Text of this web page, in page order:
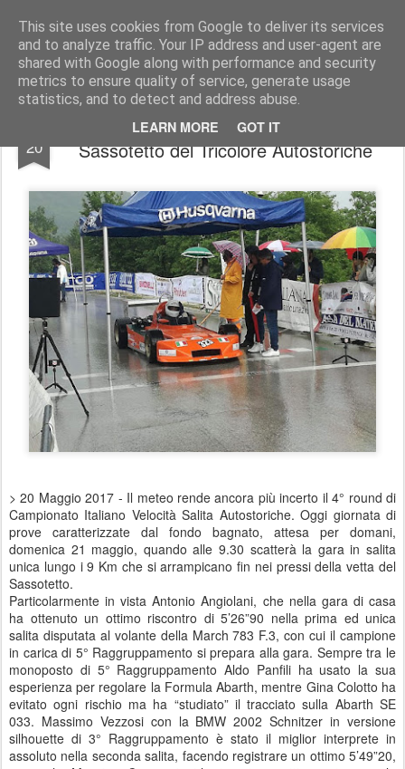
This site uses cookies from Google to deliver its services
and to analyze traffic. Your IP address and user-agent are
shared with Google along with performance and security
metrics to ensure quality of service, generate usage
statistics, and to detect and address abuse.
LEARN MORE GOT IT
AutoMotoCorse. Motorsport Random News 280912
20
Velocità Salita: Domani la Sarnano -
Sassotetto del Tricolore Autostoriche
> 20 Maggio 2017 - Il meteo rende ancora più incerto il 4° round di
Campionato Italiano Velocità Salita Autostoriche. Oggi giornata di
prove caratterizzate dal fondo bagnato, attesa per domani,
domenica 21 maggio, quando alle 9.30 scatterà la gara in salita
unica lungo i 9 Km che si arrampicano fin nei pressi della vetta del
Sassotetto.
Particolarmente in vista Antonio Angiolani, che nella gara di casa
ha ottenuto un ottimo riscontro di 5’26”90 nella prima ed unica
salita disputata al volante della March 783 F.3, con cui il campione
in carica di 5° Raggruppamento si prepara alla gara. Sempre tra le
monoposto di 5° Raggruppamento Aldo Panfili ha usato la sua
esperienza per regolare la Formula Abarth, mentre Gina Colotto ha
evitato ogni rischio ma ha “studiato” il tracciato sulla Abarth SE
033. Massimo Vezzosi con la BMW 2002 Schnitzer in versione
silhouette di 3° Raggruppamento è stato il miglior interprete in
assoluto nella seconda salita, facendo registrare un ottimo 5’49”20,